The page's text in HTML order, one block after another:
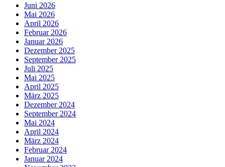
Juni 2026
Mai 2026
April 2026
Februar 2026
Januar 2026
Dezember 2025
September 2025
Juli 2025
Mai 2025
April 2025
März 2025
Dezember 2024
September 2024
Mai 2024
April 2024
März 2024
Februar 2024
Januar 2024